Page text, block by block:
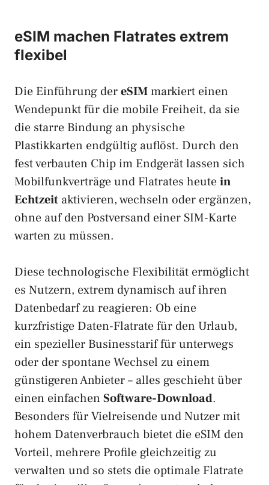
eSIM machen Flatrates extrem
flexibel
Die Einführung dereSIMmarkiert einen
Wendepunkt für die mobile Freiheit, da sie
die starre Bindung an physische
Plastikkarten endgültig auflöst. Durch den
fest verbauten Chip im Endgerät lassen sich
Mobilfunkverträge und Flatrates heutein
Echtzeit aktivieren, wechseln oder ergänzen,
ohne auf den Postversand einer SIM-Karte
warten zu müssen.
Diese technologische Flexibilität ermöglicht
es Nutzern, extrem dynamisch auf ihren
Datenbedarf zu reagieren: Ob eine
kurzfristige Daten-Flatrate für den Urlaub,
ein spezieller Businesstarif für unterwegs
oder der spontane Wechsel zu einem
günstigeren Anbieter – alles geschieht über
einen einfachen Software-Download.
Besonders für Vielreisende und Nutzer mit
hohem Datenverbrauch bietet die eSIM den
Vorteil, mehrere Profile gleichzeitig zu
verwalten und so stets die optimale Flatrate